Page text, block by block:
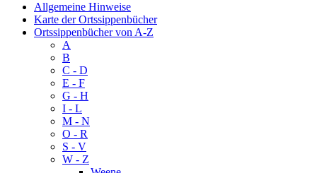
Allgemeine Hinweise
Karte der Ortssippenbücher
Ortssippenbücher von A-Z
A
B
C - D
E - F
G - H
I - L
M - N
O - R
S - V
W - Z